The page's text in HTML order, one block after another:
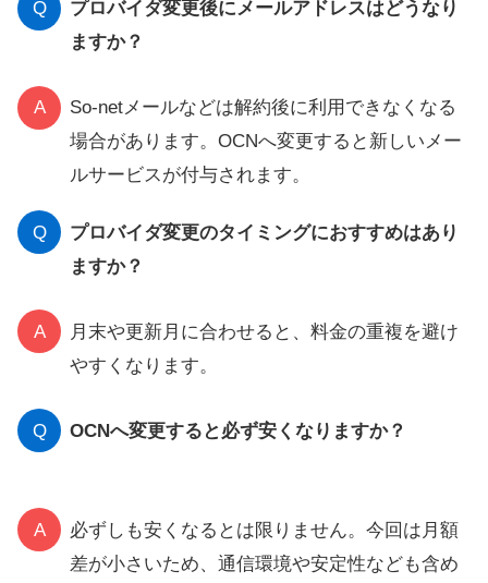
Q
プロバイダ変更後にメールアドレスはどうなり
ますか？
A
So-netメールなどは解約後に利用できなくなる
場合があります。OCNへ変更すると新しいメー
ルサービスが付与されます。
Q
プロバイダ変更のタイミングにおすすめはあり
ますか？
A
月末や更新月に合わせると、料金の重複を避け
やすくなります。
Q OCNへ変更すると必ず安くなりますか？
A
必ずしも安くなるとは限りません。今回は月額
差が小さいため、通信環境や安定性なども含め